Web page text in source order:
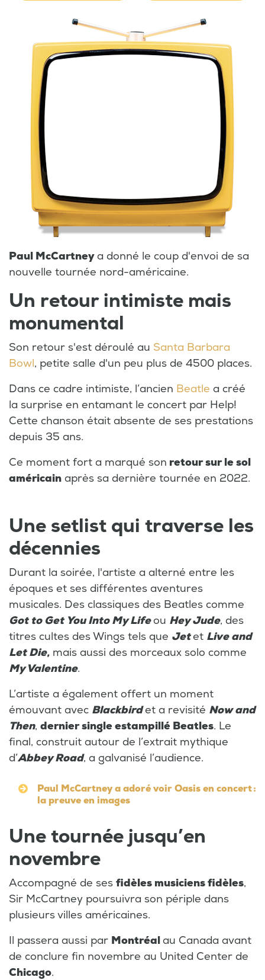
Paul McCartneya donné le coup d'envoi de sa
nouvelle tournée nord-américaine.
Un retour intimiste mais
monumental
Son retour s'est déroulé au Santa Barbara
Bowl, petite salle d'un peu plus de 4500 places.
Dans ce cadre intimiste, l’ancien Beatle a créé
la surprise en entamant le concert par Help!
Cette chanson était absente de ses prestations
depuis 35 ans.
Ce moment fort a marqué son retour sur le sol
américain après sa dernière tournée en 2022.
Une setlist qui traverse les
décennies
Durant la soirée, l'artiste a alterné entre les
époques et ses différentes aventures
musicales. Des classiques des Beatles comme
Got to Get You Into My Lifeou Hey Jude, des
titres cultes des Wings tels que Jetet Live and
Let Die, mais aussi des morceaux solo comme
My Valentine.
L’artiste a également offert un moment
émouvant avec Blackbirdet a revisité Now and
Then, dernier single estampillé Beatles. Le
final, construit autour de l’extrait mythique
d’Abbey Road, a galvanisé l’audience.
Paul McCartney a adoré voir Oasis en concert :
la preuve en images
Une tournée jusqu’en
novembre
Accompagné de ses fidèles musiciens fidèles,
Sir McCartney poursuivra son périple dans
plusieurs villes américaines.
Il passera aussi par Montréalau Canada avant
de conclure fin novembre au United Center de
Chicago.